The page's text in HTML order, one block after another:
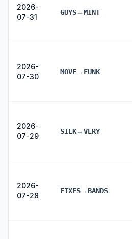
2026-
07-31
GUYS→MINT
2026-
07-30
MOVE→ FUNK
2026-
07-29
SILK→VERY
2026-
07-28
FIXES→BANDS